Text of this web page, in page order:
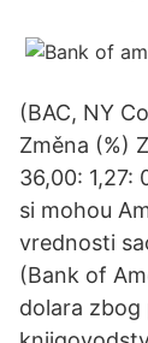
(BAC, NY
Změna (%)
36,00: 1,27:
si mohou
vrednosti
(Bank of
dolara zbog